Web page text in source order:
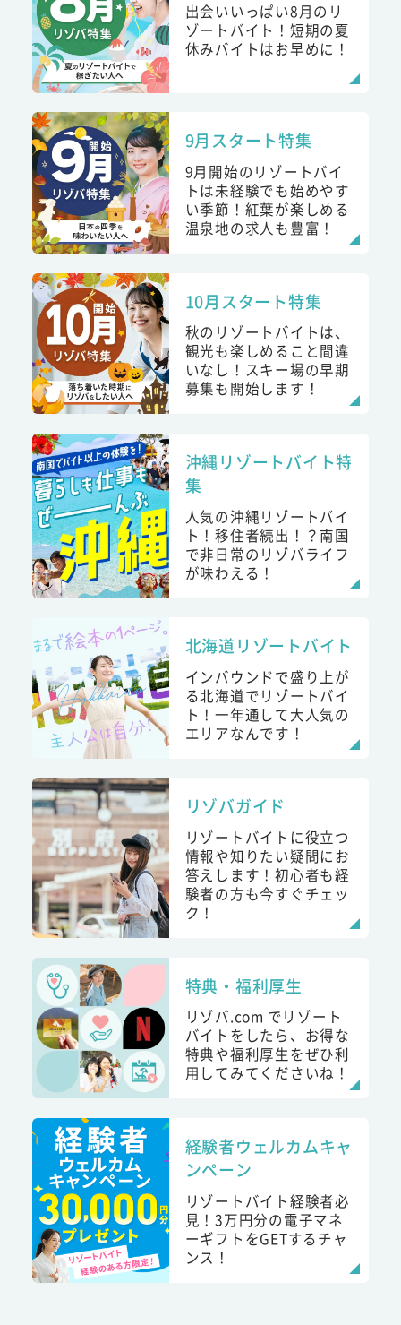
出会いいっぱい8月のリ
ゾートバイト！短期の夏
休みバイトはお早めに！
9月スタート特集
9月開始のリゾートバイ
トは未経験でも始めやす
い季節！紅葉が楽しめる
温泉地の求人も豊富！
10月スタート特集
秋のリゾートバイトは、
観光も楽しめること間違
いなし！スキー場の早期
募集も開始します！
沖縄リゾートバイト特
集
人気の沖縄リゾートバイ
ト！移住者続出！？南国
で非日常のリゾバライフ
が味わえる！
北海道リゾートバイト
インバウンドで盛り上が
る北海道でリゾートバイ
ト！一年通して大人気の
エリアなんです！
リゾバガイド
リゾートバイトに役立つ
情報や知りたい疑問にお
答えします！初心者も経
験者の方も今すぐチェッ
ク！
特典・福利厚生
リゾバ.com でリゾート
バイトをしたら、お得な
特典や福利厚生をぜひ利
用してみてくださいね！
経験者ウェルカムキャ
ンペーン
リゾートバイト経験者必
見！3万円分の電子マネ
ーギフトをGETするチャ
ンス！